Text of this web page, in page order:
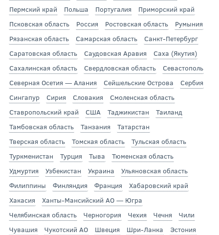
Пермский край
Польша Португалия
Приморский край
Псковская область
Россия Ростовская область
Румыния
Рязанская область
Самарская область
Санкт-Петербург
Саратовская область
Саудовская Аравия
Саха (Якутия)
Сахалинская область
Свердловская область
Севастополь
Северная Осетия — Алания
Сейшельские Острова
Сербия
Сингапур
Сирия Словакия
Смоленская область
Ставропольский край
США Таджикистан
Таиланд
Тамбовская область
Танзания
Татарстан
Тверская область
Томская область
Тульская область
Туркменистан
Турция Тыва
Тюменская область
Удмуртия
Узбекистан Украина
Ульяновская область
Филиппины
Финляндия Франция
Хабаровский край
Хакасия
Ханты-Мансийский АО — Югра
Челябинская область
Черногория Чехия Чечня
Чили
Чувашия
Чукотский АО Швеция Шри-Ланка
Эстония